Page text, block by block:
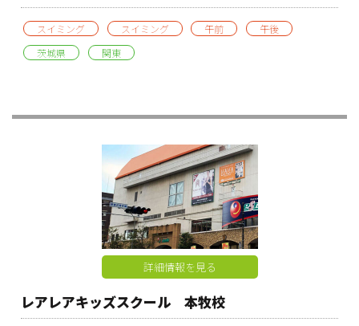
スイミング スイミング 午前
午後
茨城県
関東
詳細情報を見る
レアレアキッズスクール 本牧校